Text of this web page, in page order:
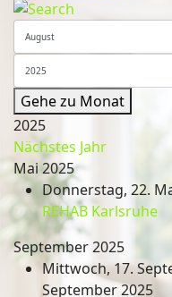
Gehe zu Monat
2025
Nächstes Jahr
Mai 2025
Donnerstag, 22.
REHAB Karlsruhe
September 2025
Mittwoch, 17.
September 2025